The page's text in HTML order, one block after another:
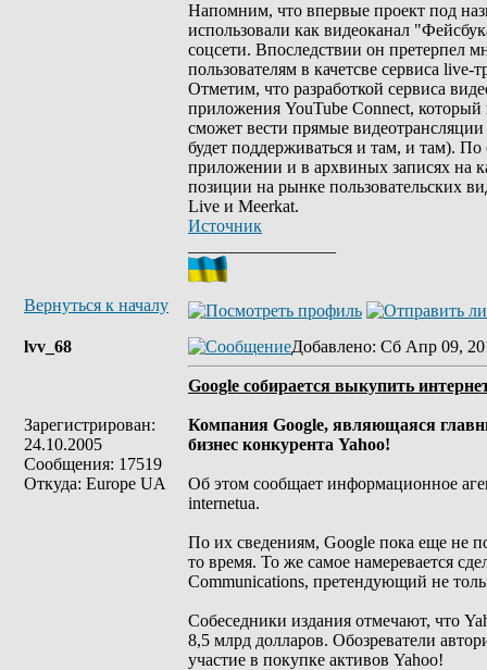
Напомним, что впервые проект под
использовали как видеоканал
соцсети. Впоследствии он претерпел
пользователям в качетсве сервиса live-
Отметим, что разработкой сервиса
приложения YouTube Connect,
сможет вести прямые
будет поддерживаться и там, и там).
приложении и в архвиных записях на
позиции на рынке пользовательских
Live и Meerkat.
Источник
Вернуться к началу
lvv_68
Зарегистрирован:
24.10.2005
Сообщения: 17519
Откуда: Europe UA
Добавлено: Сб Апр 09,
Google собирается выкупить
Компания Google, являющаяся
бизнес конкурента Yahoo!
Об этом сообщает информационное
internetua.
По их сведениям, Google пока еще не
то время. То же самое намеревается
Communications, претендующий не
Собеседники издания отмечают, что
8,5 млрд долларов. Обозреватели
участие в покупке активов Yahoo!